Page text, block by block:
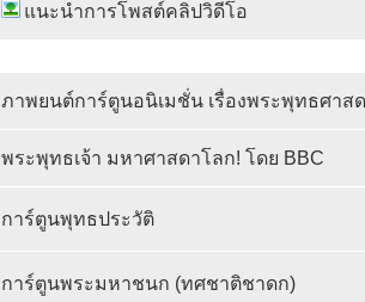
แนะนำการโพสต์คลิปวิดีโอ
ภาพยนต์การ์ตูนอนิเมชั่น เรื่องพระพุทธศาส
พระพุทธเจ้า มหาศาสดาโลก! โดย BBC
การ์ตูนพุทธประวัติ
การ์ตูนพระมหาชนก (ทศชาติชาดก)